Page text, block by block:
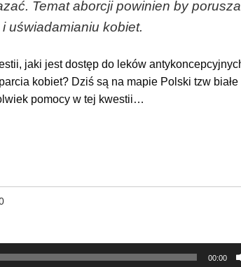
Temat aborcji powinien by
uświadamianiu kobiet.
jaki jest dostęp do leków
kobiet? Dziś są na mapie Polski tzw
pomocy w tej kwestii…
00:00